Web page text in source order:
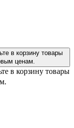
в корзину товары